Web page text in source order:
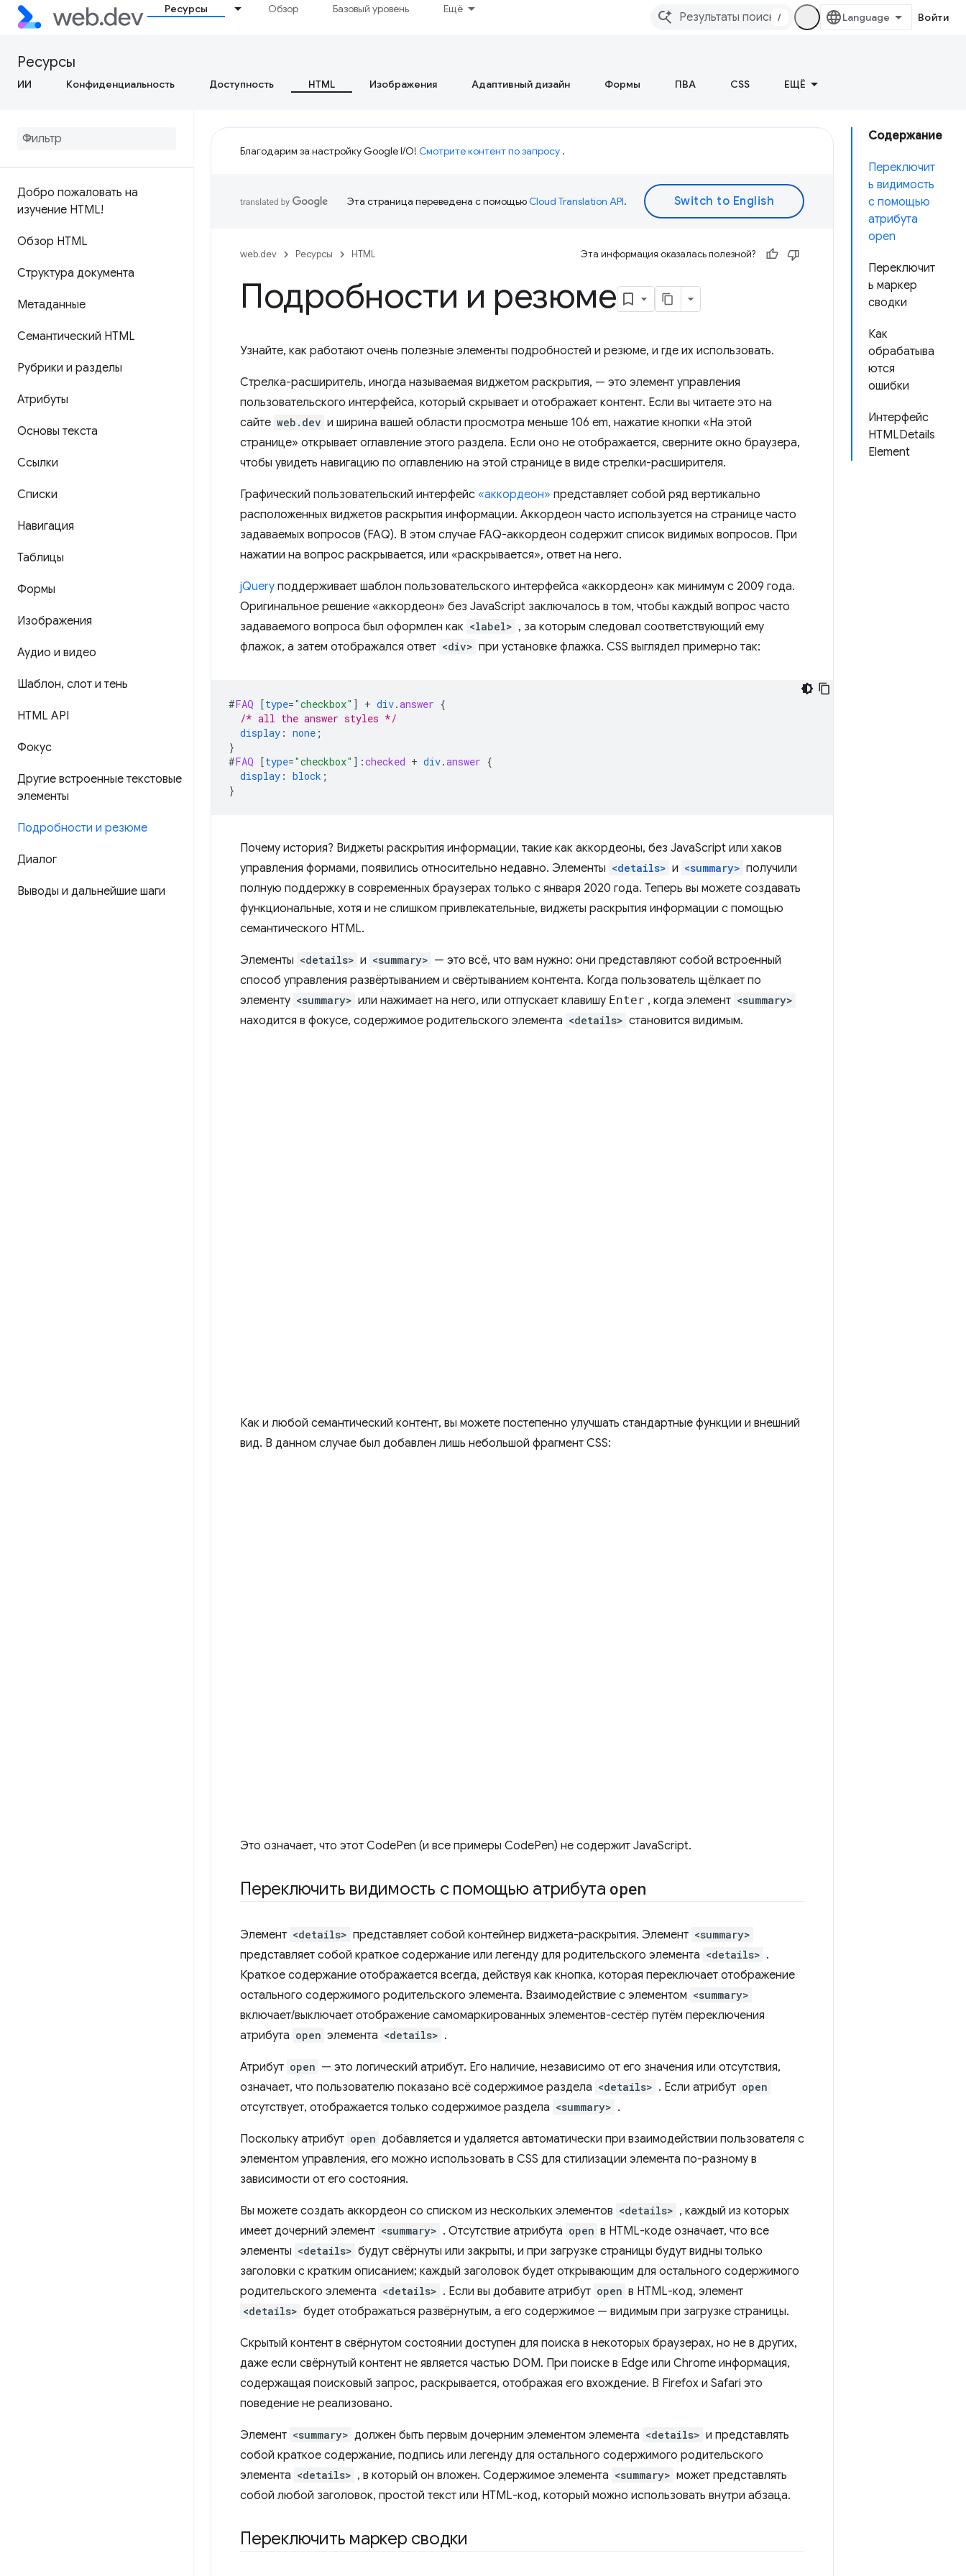
Ресурсы Обзор Базовый уровень Ещё
/ Войти
Ресурсы
ИИ Конфиденциальность Доступность HTML Изображения Адаптивный дизайн Формы ПВА CSS ЕЩЁ
Добро пожаловать на
изучение HTML!
Обзор HTML
Структура документа
Метаданные
Семантический HTML
Рубрики и разделы
Атрибуты
Основы текста
Ссылки
Списки
Навигация
Таблицы
Формы
Изображения
Аудио и видео
Шаблон, слот и тень
HTML API
Фокус
Другие встроенные текстовые
элементы
Подробности и резюме
Диалог
Выводы и дальнейшие шаги
Содержание
Переключит
ь видимость
с помощью
атрибута
open
Переключит
ь маркер
сводки
Как
обрабатыва
ются
ошибки
Интерфейс
HTMLDetails
Element
Благодарим за настройку Google I/O! Смотрите контент по запросу .
Эта страница переведена с помощьюCloud Translation API.
web.dev Ресурсы HTML Эта информация оказалась полезной?
Подробности и резюме
Узнайте, как работают очень полезные элементы подробностей и резюме, и где их использовать.
Стрелка-расширитель, иногда называемая виджетом раскрытия, — это элемент управления
пользовательского интерфейса, который скрывает и отображает контент. Если вы читаете это на
сайте web.dev и ширина вашей области просмотра меньше 106 em, нажатие кнопки «На этой
странице» открывает оглавление этого раздела. Если оно не отображается, сверните окно браузера,
чтобы увидеть навигацию по оглавлению на этой странице в виде стрелки-расширителя.
Графический пользовательский интерфейс «аккордеон» представляет собой ряд вертикально
расположенных виджетов раскрытия информации. Аккордеон часто используется на странице часто
задаваемых вопросов (FAQ). В этом случае FAQ-аккордеон содержит список видимых вопросов. При
нажатии на вопрос раскрывается, или «раскрывается», ответ на него.
jQuery поддерживает шаблон пользовательского интерфейса «аккордеон» как минимум с 2009 года.
Оригинальное решение «аккордеон» без JavaScript заключалось в том, чтобы каждый вопрос часто
задаваемого вопроса был оформлен как <label> , за которым следовал соответствующий ему
флажок, а затем отображался ответ <div> при установке флажка. CSS выглядел примерно так:
#FAQ [type="checkbox" ] + div.answer {
/* all the answer styles */
display : none ;
}
#FAQ [type="checkbox" ] :checked + div.answer {
display : block ;
}
Почему история? Виджеты раскрытия информации, такие как аккордеоны, без JavaScript или хаков
управления формами, появились относительно недавно. Элементы <details> и <summary> получили
полную поддержку в современных браузерах только с января 2020 года. Теперь вы можете создавать
функциональные, хотя и не слишком привлекательные, виджеты раскрытия информации с помощью
семантического HTML.
Элементы <details> и <summary> — это всё, что вам нужно: они представляют собой встроенный
способ управления развёртыванием и свёртыванием контента. Когда пользователь щёлкает по
элементу <summary> или нажимает на него, или отпускает клавишу Enter , когда элемент <summary>
находится в фокусе, содержимое родительского элемента <details> становится видимым.
Как и любой семантический контент, вы можете постепенно улучшать стандартные функции и внешний
вид. В данном случае был добавлен лишь небольшой фрагмент CSS:
Это означает, что этот CodePen (и все примеры CodePen) не содержит JavaScript.
Переключить видимость с помощью атрибута open
Элемент <details> представляет собой контейнер виджета-раскрытия. Элемент <summary>
представляет собой краткое содержание или легенду для родительского элемента <details> .
Краткое содержание отображается всегда, действуя как кнопка, которая переключает отображение
остального содержимого родительского элемента. Взаимодействие с элементом <summary>
включает/выключает отображение самомаркированных элементов-сестёр путём переключения
атрибута open элемента <details> .
Атрибут open — это логический атрибут. Его наличие, независимо от его значения или отсутствия,
означает, что пользователю показано всё содержимое раздела <details> . Если атрибут open
отсутствует, отображается только содержимое раздела <summary> .
Поскольку атрибут open добавляется и удаляется автоматически при взаимодействии пользователя с
элементом управления, его можно использовать в CSS для стилизации элемента по-разному в
зависимости от его состояния.
Вы можете создать аккордеон со списком из нескольких элементов <details> , каждый из которых
имеет дочерний элемент <summary> . Отсутствие атрибута open в HTML-коде означает, что все
элементы <details> будут свёрнуты или закрыты, и при загрузке страницы будут видны только
заголовки с кратким описанием; каждый заголовок будет открывающим для остального содержимого
родительского элемента <details> . Если вы добавите атрибут open в HTML-код, элемент
<details> будет отображаться развёрнутым, а его содержимое — видимым при загрузке страницы.
Скрытый контент в свёрнутом состоянии доступен для поиска в некоторых браузерах, но не в других,
даже если свёрнутый контент не является частью DOM. При поиске в Edge или Chrome информация,
содержащая поисковый запрос, раскрывается, отображая его вхождение. В Firefox и Safari это
поведение не реализовано.
Элемент <summary> должен быть первым дочерним элементом элемента <details> и представлять
собой краткое содержание, подпись или легенду для остального содержимого родительского
элемента <details> , в который он вложен. Содержимое элемента <summary> может представлять
собой любой заголовок, простой текст или HTML-код, который можно использовать внутри абзаца.
Переключить маркер сводки